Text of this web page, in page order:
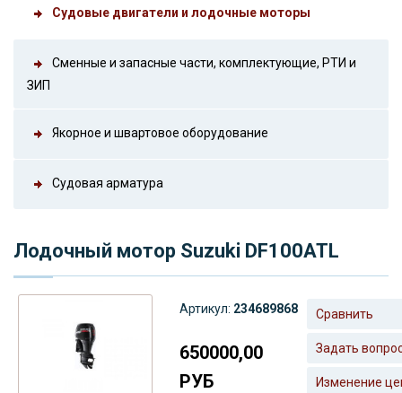
Судовые двигатели и лодочные моторы
Сменные и запасные части, комплектующие, РТИ и
ЗИП
Якорное и швартовое оборудование
Судовая арматура
Лодочный мотор Suzuki DF100ATL
Артикул: 234689868
650000,00
РУБ
Сравнить
Задать
Изменение